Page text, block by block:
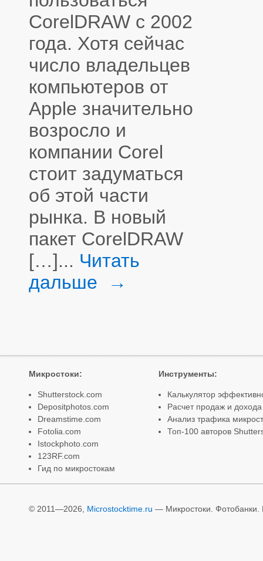
CorelDRAW с 2002
года. Хотя сейчас
число владельцев
компьютеров от
Apple значительно
возросло и
компании Corel
стоит задуматься
об этой части
рынка. В новый
пакет CorelDRAW
[…]... Читать
дальше →
Микростоки:
Shutterstock.com
Depositphotos.com
Dreamstime.com
Fotolia.com
Istockphoto.com
123RF.com
Гид по микростокам
Инструменты:
Калькулятор
Расчет продаж и дохода
Анализ трафика
Топ-100 авторов
© 2011—2026, Microstocktime.ru — Микростоки. Фотобанки.